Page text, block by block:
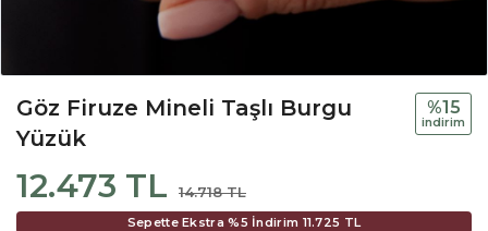
Göz Firuze Mineli Taşlı Burgu
Yüzük
12.473 TL 14.718 TL
%15
i̇ndi̇ri̇m
Sepette Ekstra %5 İndirim 11.725 TL